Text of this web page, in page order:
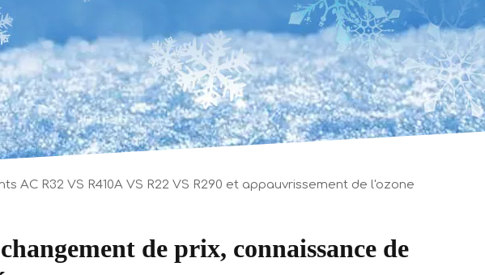
AC R32 VS R410A VS R22 VS R290 et appauvrissement de l'ozone
de prix, connaissance de